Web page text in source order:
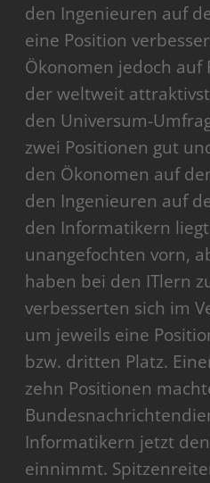
den Ingenieuren auf
eine Position
Ökonomen jedoch auf
der weltweit
den Universum-
zwei Positionen gut
den Ökonomen auf
den Ingenieuren auf
den Informatikern liegt
unangefochten vorn,
haben bei den ITlern
verbesserten sich im
um jeweils eine
bzw. dritten Platz.
zehn Positionen
Informatikern jetzt
einnimmt.